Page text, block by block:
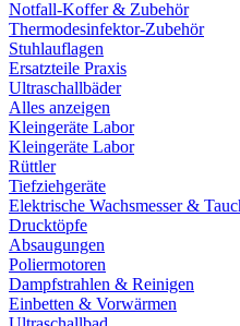
Notfall-Koffer & Zubehör
Thermodesinfektor-Zubehör
Stuhlauflagen
Ersatzteile Praxis
Ultraschallbäder
Alles anzeigen
Kleingeräte Labor
Kleingeräte Labor
Rüttler
Tiefziehgeräte
Elektrische Wachsmesser &
Drucktöpfe
Absaugungen
Poliermotoren
Dampfstrahlen & Reinigen
Einbetten & Vorwärmen